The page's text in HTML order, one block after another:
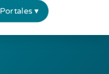
Portales ▾